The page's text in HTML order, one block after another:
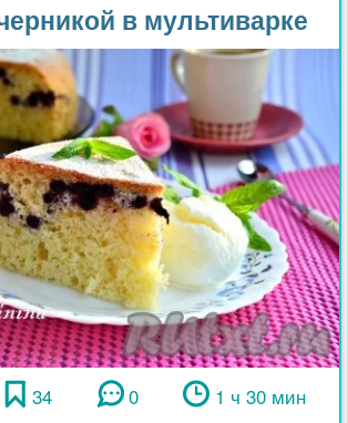
в мультиварке
34 0 1 ч 30 мин